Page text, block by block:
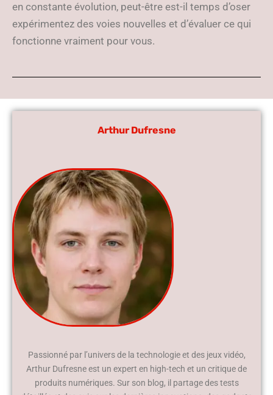
en constante évolution, peut-être est-il temps d’oser
expérimentez des voies nouvelles et d’évaluer ce qui
fonctionne vraiment pour vous.
Arthur Dufresne
Passionné par l’univers de la technologie et des jeux vidéo,
Arthur Dufresne est un expert en high-tech et un critique de
produits numériques. Sur son blog, il partage des tests